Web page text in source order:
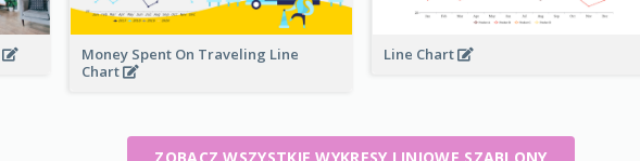
Money Spent On Traveling Line
Chart
Line Chart